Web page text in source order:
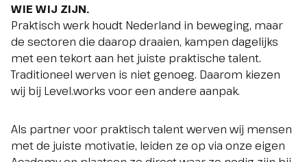
WIE WIJ ZIJN.
Praktisch werk houdt Nederland in beweging, maar
de sectoren die daarop draaien, kampen dagelijks
met een tekort aan het juiste praktische talent.
Traditioneel werven is niet genoeg. Daarom kiezen
wij bij Level.works voor een andere aanpak.
Als partner voor praktisch talent werven wij mensen
met de juiste motivatie, leiden ze op via onze eigen